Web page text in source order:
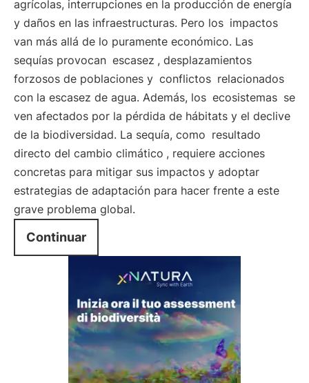
agrícolas, interrupciones en la producción de energía
y daños en las infraestructuras. Pero los impactos
van más allá de lo puramente económico. Las
sequías provocan escasez , desplazamientos
forzosos de poblaciones y conflictos relacionados
con la escasez de agua. Además, los ecosistemas se
ven afectados por la pérdida de hábitats y el declive
de la biodiversidad. La sequía, como resultado
directo del cambio climático , requiere acciones
concretas para mitigar sus impactos y adoptar
estrategias de adaptación para hacer frente a este
grave problema global.
Continuar